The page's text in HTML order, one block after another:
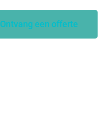
Ontvang een offerte